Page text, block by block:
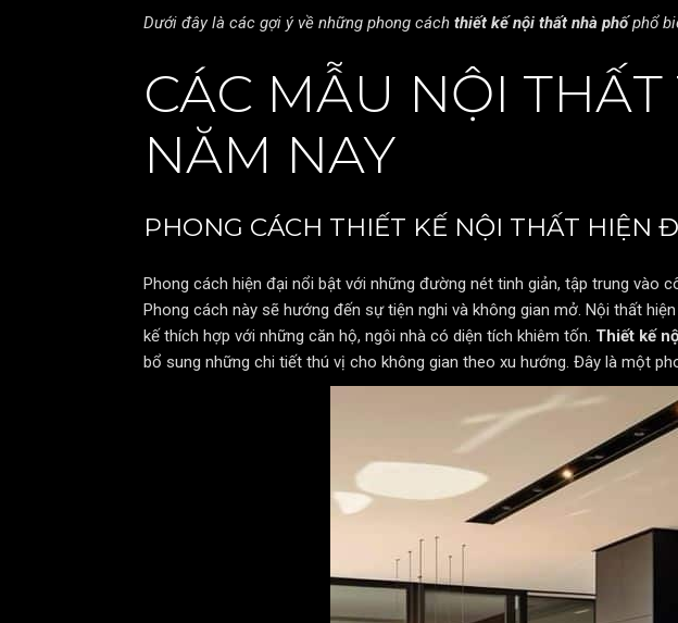
Dưới đây là các gợi ý về những phong cách thiết kế nội thất nhà phốphổ
CÁC MẪU NỘI
NĂM NAY
PHONG CÁCH THIẾT KẾ NỘI THẤT HIỆN
Phong cách hiện đại nổi bật với những đường nét tinh giản, tập trung vào
Phong cách này sẽ hướng đến sự tiện nghi và không gian mở. Nội thất
kế thích hợp với những căn hộ, ngôi nhà có diện tích khiêm tốn. Thiết kế
bổ sung những chi tiết thú vị cho không gian theo xu hướng. Đây là một